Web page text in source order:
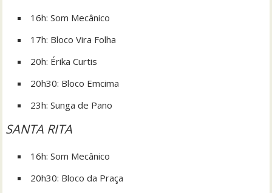
16h: Som Mecânico
17h: Bloco Vira Folha
20h: Érika Curtis
20h30: Bloco Emcima
23h: Sunga de Pano
SANTA RITA
16h: Som Mecânico
20h30: Bloco da Praça